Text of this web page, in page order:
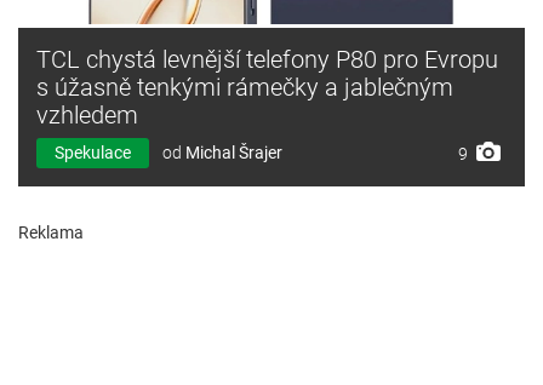
TCL chystá levnější telefony P80 pro Evropu
s úžasně tenkými rámečky a jablečným
vzhledem
Spekulace od Michal Šrajer 9
Reklama